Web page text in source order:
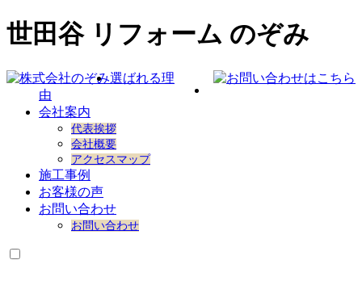
世田谷 リフォーム のぞみ
選ばれる理
由
会社案内
代表挨拶
会社概要
アクセスマップ
施工事例
お客様の声
お問い合わせ
お問い合わせ